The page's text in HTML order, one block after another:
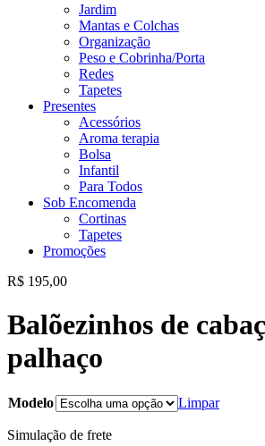
Jardim
Mantas e Colchas
Organização
Peso e Cobrinha/Porta
Redes
Tapetes
Presentes
Acessórios
Aroma terapia
Bolsa
Infantil
Para Todos
Sob Encomenda
Cortinas
Tapetes
Promoções
R$ 195,00
Balõezinhos de
palhaço
Modelo Limpar
Simulação de frete